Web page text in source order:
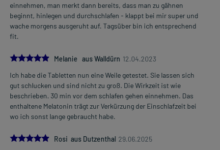
einnehmen, man merkt dann bereits, dass man zu gähnen
beginnt, hinlegen und durchschlafen - klappt bei mir super und
wache morgens ausgeruht auf. Tagsüber bin ich entsprechend
fit.
5.0
Melanie aus Walldürn 12.04.2023
Ich habe die Tabletten nun eine Weile getestet. Sie lassen sich
gut schlucken und sind nicht zu groß. Die Wirkzeit ist wie
beschrieben. 30 min vor dem schlafen gehen einnehmen. Das
enthaltene Melatonin trägt zur Verkürzung der Einschlafzeit bei
wo ich sonst lange gebraucht habe.
5.0
Rosi aus Dutzenthal 29.06.2025